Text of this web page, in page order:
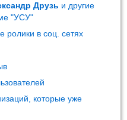
Друзь и другие
"УСУ"
ролики в соц. сетях
которые уже